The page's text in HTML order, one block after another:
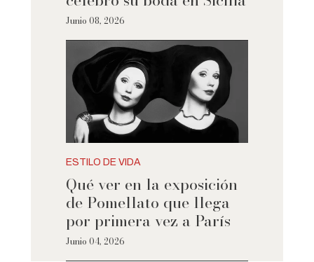
Junio 08, 2026
ESTILO DE VIDA
Qué ver en la exposición
de Pomellato que llega
por primera vez a París
Junio 04, 2026